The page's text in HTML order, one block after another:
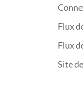
Flux
Flux
Site